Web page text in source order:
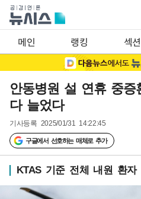
메인 랭킹 섹션
안동병원 설 연휴 중증
다 늘었다
기사등록 2025/01/31 14:22:45
구글에서 선호하는 매체로 추가
KTAS 기준 전체 내원 환자